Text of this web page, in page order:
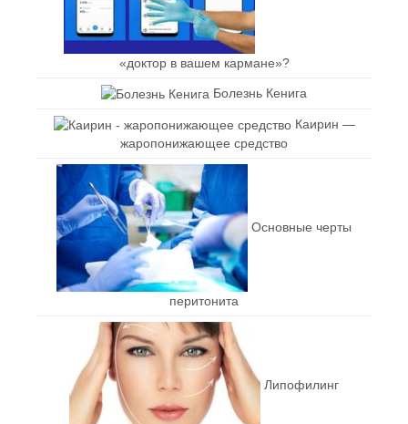
«доктор в вашем кармане»?
Болезнь Кенига
Каирин —
жаропонижающее средство
Основные черты
перитонита
Липофилинг